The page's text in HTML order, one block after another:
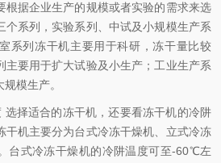
根据企业生产的规模或者实验的需求来选
个系列，实验系列、中试及小规模生产系
系列冻干机主要用于科研，冻干量比较
主要用于扩大试验及小生产；工业生产系
模生产。
择适合的冻干机，还要看冻干机的冷阱
干机主要分为台式冷冻干燥机、立式冷冻
台式冷冻干燥机的冷阱温度可至-60℃左